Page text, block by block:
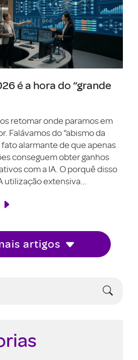
é a hora do “grande
retomar onde paramos em
Falávamos do “abismo da
alarmante de que apenas
conseguem obter ganhos
com a IA. O porquê disso
utilização extensiva...
artigos